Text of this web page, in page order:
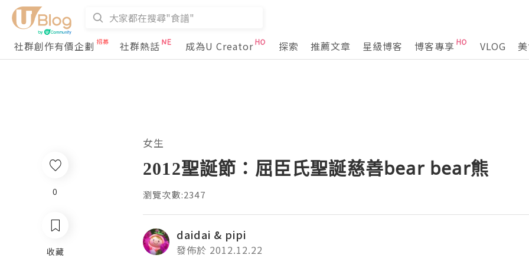
社群創作有價企劃
社群熱話 成為U Creator 探索 推薦文章 星級博客 博客專享 VLOG
0
收藏
女生
2012聖誕節：屈臣氏聖誕慈善bear bear熊
瀏覽次數:2347
daidai & pipi
發佈於 2012.12.22